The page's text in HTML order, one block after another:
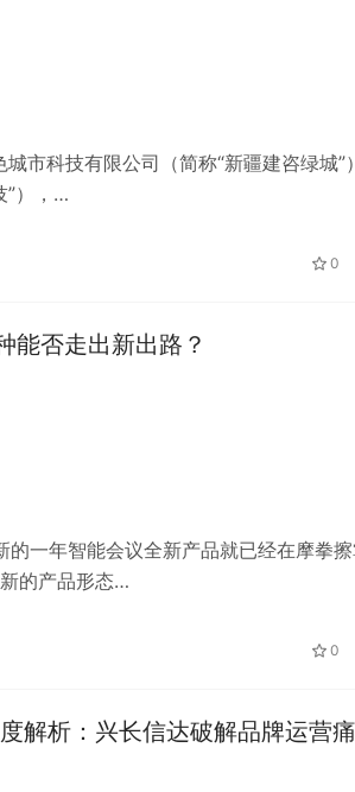
市科技有限公司（简称“新疆建咨绿城”
”），…
0
能否走出新出路？
一年智能会议全新产品就已经在摩拳
的产品形态…
0
解析：兴长信达破解品牌运营